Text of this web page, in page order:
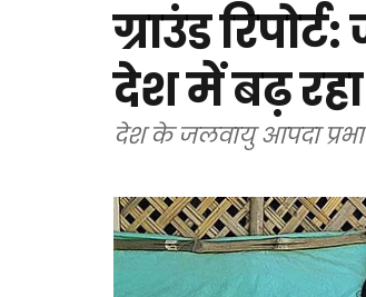
ग्राउंड
देश में बढ़
देश के जलवायु आपदा